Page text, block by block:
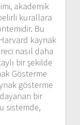
akademik
kurallara
Bu
kaynak
nasıl daha
bir şekilde
Gösterme
gösterme
bir
sistemde,